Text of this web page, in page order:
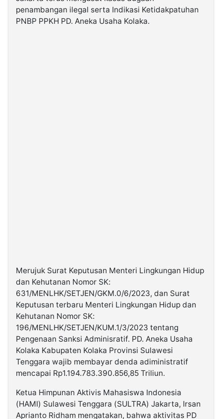
penambangan ilegal serta Indikasi Ketidakpatuhan
PNBP PPKH PD. Aneka Usaha Kolaka.
Merujuk Surat Keputusan Menteri Lingkungan Hidup
dan Kehutanan Nomor SK:
631/MENLHK/SETJEN/GKM.0/6/2023, dan Surat
Keputusan terbaru Menteri Lingkungan Hidup dan
Kehutanan Nomor SK:
196/MENLHK/SETJEN/KUM.1/3/2023 tentang
Pengenaan Sanksi Adminisratif. PD. Aneka Usaha
Kolaka Kabupaten Kolaka Provinsi Sulawesi
Tenggara wajib membayar denda adiministratif
mencapai Rp1.194.783.390.856,85 Triliun.
Ketua Himpunan Aktivis Mahasiswa Indonesia
(HAMI) Sulawesi Tenggara (SULTRA) Jakarta, Irsan
Aprianto Ridham mengatakan, bahwa aktivitas PD